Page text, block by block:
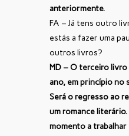
anteriormente.
FA – Já tens outro
estás a fazer uma
outros livros?
MD – O terceiro
ano, em princípio no
Será o regresso ao
um romance
momento a trabalhar